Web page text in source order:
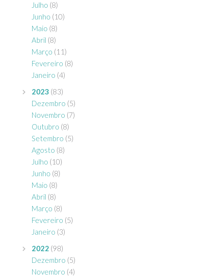
Julho (8)
Junho (10)
Maio (8)
Abril (8)
Março (11)
Fevereiro (8)
Janeiro (4)
2023 (83)
Dezembro (5)
Novembro (7)
Outubro (8)
Setembro (5)
Agosto (8)
Julho (10)
Junho (8)
Maio (8)
Abril (8)
Março (8)
Fevereiro (5)
Janeiro (3)
2022 (98)
Dezembro (5)
Novembro (4)